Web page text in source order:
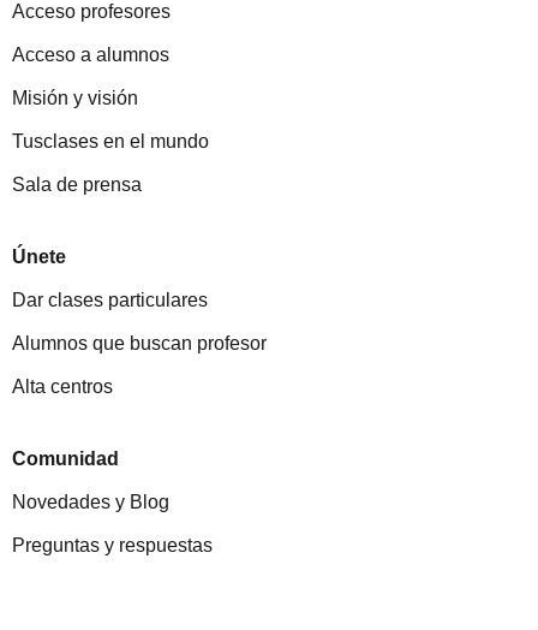
Acceso profesores
Acceso a alumnos
Misión y visión
Tusclases en el mundo
Sala de prensa
Únete
Dar clases particulares
Alumnos que buscan profesor
Alta centros
Comunidad
Novedades y Blog
Preguntas y respuestas